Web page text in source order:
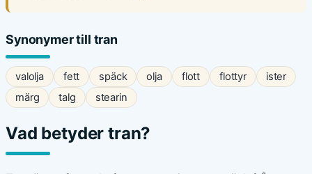
Synonymer till tran
valolja fett späck olja flott flottyr
ister
märg
talg stearin
Vad betyder tran?